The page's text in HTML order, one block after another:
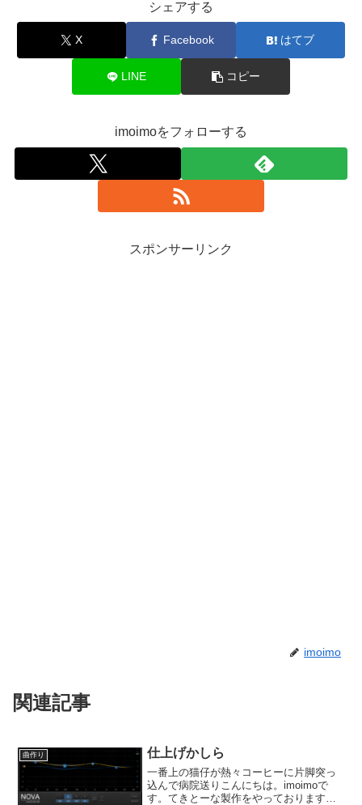
シェアする
X Facebook はてブ
LINE コピー
imoimoをフォローする
スポンサーリンク
imoimo
関連記事
曲作り 仕上げかしら
一番上の猫仔が熱々コーヒーに片脚突っ
込んで病院送りこんにちは。imoimoで
す。てきとーな製作をやっております。